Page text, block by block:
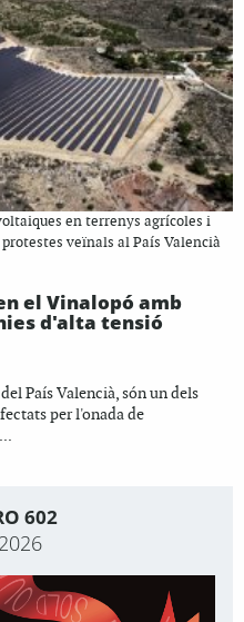
en terrenys agrícoles i
veïnals al País Valencià
el Vinalopó amb
d'alta tensió
País Valencià, són un dels
per l'onada de
602